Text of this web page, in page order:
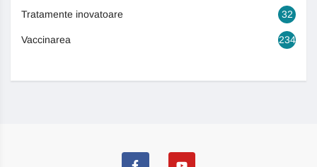
Tratamente inovatoare 32
Vaccinarea 234